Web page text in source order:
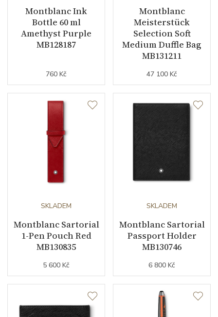
Montblanc Ink
Bottle 60 ml
Amethyst Purple
MB128187
760 Kč
Montblanc
Meisterstück
Selection Soft
Medium Duffle Bag
MB131211
47 100 Kč
SKLADEM
Montblanc Sartorial
1-Pen Pouch Red
MB130835
5 600 Kč
SKLADEM
Montblanc Sartorial
Passport Holder
MB130746
6 800 Kč